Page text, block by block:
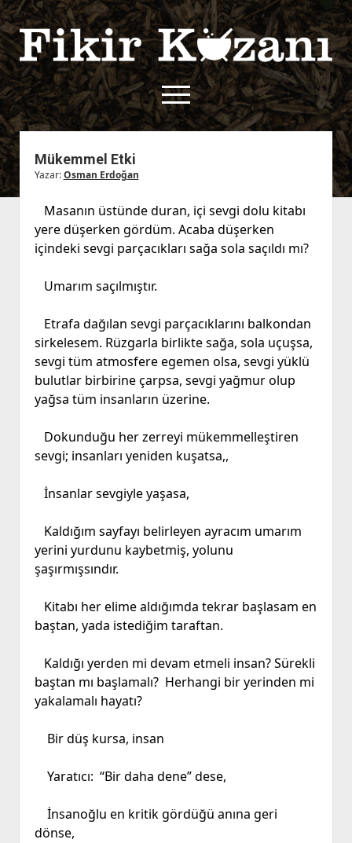
Fikir
Kazanı
menüyü
aç
twitterfacebook
rss
aç
Kullanım Koşulları
Gizlilik Politikası
Çerez Politikası
Kurallar
Başvuru
Mükemmel Etki
Yazar:Osman Erdoğan
Masanın üstünde duran, içi sevgi dolu kitabı
yere düşerken gördüm. Acaba düşerken
içindeki sevgi parçacıkları sağa sola saçıldı mı?
Umarım saçılmıştır.
Etrafa dağılan sevgi parçacıklarını balkondan
sirkelesem. Rüzgarla birlikte sağa, sola uçuşsa,
sevgi tüm atmosfere egemen olsa, sevgi yüklü
bulutlar birbirine çarpsa, sevgi yağmur olup
yağsa tüm insanların üzerine.
Dokunduğu her zerreyi mükemmelleştiren
sevgi; insanları yeniden kuşatsa,,
İnsanlar sevgiyle yaşasa,
Kaldığım sayfayı belirleyen ayracım umarım
yerini yurdunu kaybetmiş, yolunu
şaşırmışsındır.
Kitabı her elime aldığımda tekrar başlasam en
baştan, yada istediğim taraftan.
Kaldığı yerden mi devam etmeli insan? Sürekli
baştan mı başlamalı? Herhangi bir yerinden mi
yakalamalı hayatı?
Bir düş kursa, insan
Yaratıcı: “Bir daha dene” dese,
İnsanoğlu en kritik gördüğü anına geri
dönse,